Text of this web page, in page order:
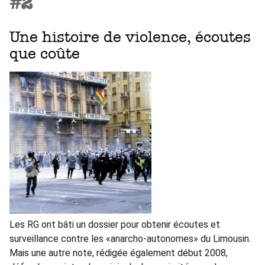
Une histoire de violence, écoutes
que coûte
Les RG ont bâti un dossier pour obtenir écoutes et
surveillance contre les «anarcho-autonomes» du Limousin.
Mais une autre note, rédigée également début 2008,